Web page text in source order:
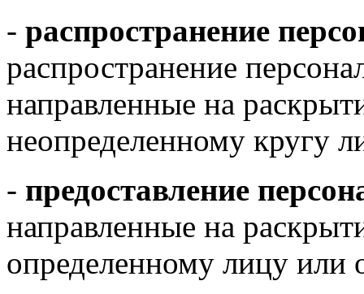
- распространение
распространение
направленные на
неопределенному кругу
- предоставление
направленные на
определенному лицу или